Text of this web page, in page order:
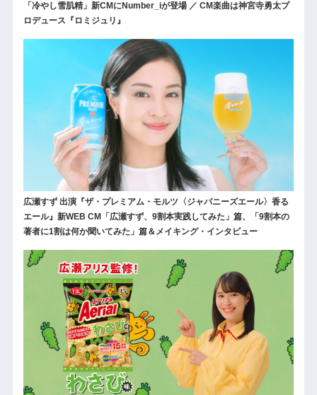
「冷やし雪肌精」新CMにNumber_iが登場 ／ CM楽曲は神宮寺勇太プ
ロデュース『ロミジュリ』
広瀬すず 出演『ザ・プレミアム・モルツ〈ジャパニーズエール〉香る
エール』新WEB CM「広瀬すず、9割本実践してみた」篇、「9割本の
著者に1割は何か聞いてみた」篇＆メイキング・インタビュー